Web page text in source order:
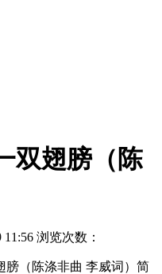
双翅膀（陈
11:56 浏览次数：
膀（陈涤非曲 李威词）简